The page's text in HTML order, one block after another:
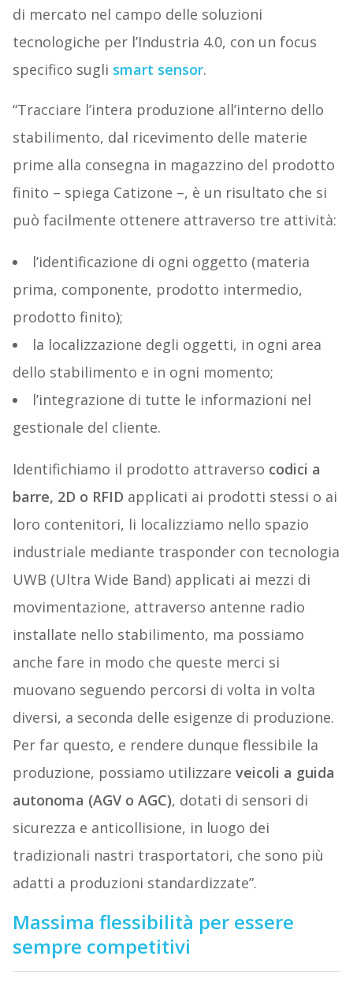
di mercato nel campo delle soluzioni
tecnologiche per l’Industria 4.0, con un focus
specifico sugli smart sensor.
“Tracciare l’intera produzione all’interno dello
stabilimento, dal ricevimento delle materie
prime alla consegna in magazzino del prodotto
finito – spiega Catizone –, è un risultato che si
può facilmente ottenere attraverso tre attività:
l’identificazione di ogni oggetto (materia
prima, componente, prodotto intermedio,
prodotto finito);
la localizzazione degli oggetti, in ogni area
dello stabilimento e in ogni momento;
l’integrazione di tutte le informazioni nel
gestionale del cliente.
Identifichiamo il prodotto attraverso codici a
barre, 2D o RFID applicati ai prodotti stessi o ai
loro contenitori, li localizziamo nello spazio
industriale mediante trasponder con tecnologia
UWB (Ultra Wide Band) applicati ai mezzi di
movimentazione, attraverso antenne radio
installate nello stabilimento, ma possiamo
anche fare in modo che queste merci si
muovano seguendo percorsi di volta in volta
diversi, a seconda delle esigenze di produzione.
Per far questo, e rendere dunque flessibile la
produzione, possiamo utilizzare veicoli a guida
autonoma (AGV o AGC), dotati di sensori di
sicurezza e anticollisione, in luogo dei
tradizionali nastri trasportatori, che sono più
adatti a produzioni standardizzate”.
Massima flessibilità per essere
sempre competitivi